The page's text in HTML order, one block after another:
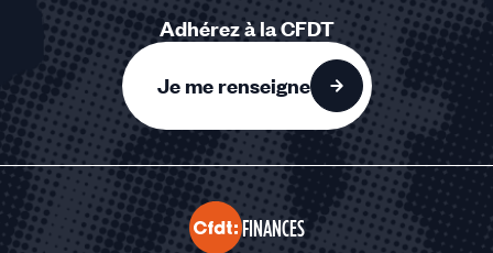
Adhérez à la CFDT
Je me renseigne
FINANCES